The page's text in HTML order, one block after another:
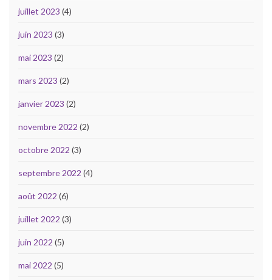
juillet 2023 (4)
juin 2023 (3)
mai 2023 (2)
mars 2023 (2)
janvier 2023 (2)
novembre 2022 (2)
octobre 2022 (3)
septembre 2022 (4)
août 2022 (6)
juillet 2022 (3)
juin 2022 (5)
mai 2022 (5)